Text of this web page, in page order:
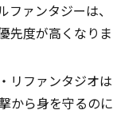
ファンタジーは
先度が高くなり
リファンタジオ
から身を守るの